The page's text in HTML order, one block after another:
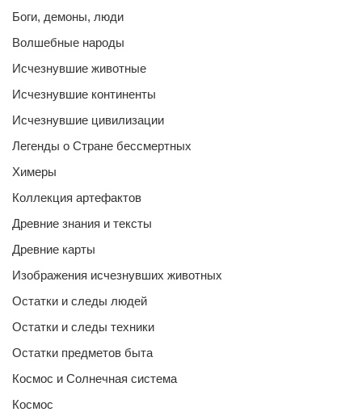
Боги, демоны, люди
Волшебные народы
Исчезнувшие животные
Исчезнувшие континенты
Исчезнувшие цивилизации
Легенды о Стране бессмертных
Химеры
Коллекция артефактов
Древние знания и тексты
Древние карты
Изображения исчезнувших животных
Остатки и следы людей
Остатки и следы техники
Остатки предметов быта
Космос и Солнечная система
Космос